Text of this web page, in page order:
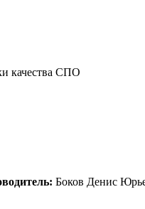
качества СПО
Боков Денис